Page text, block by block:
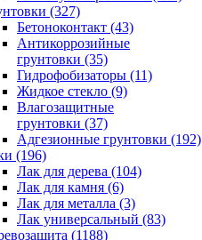
(327)
Бетоноконтакт (43)
Антикоррозийные
грунтовки (35)
Гидрофобизаторы (11)
Жидкое стекло (9)
Влагозащитные
грунтовки (37)
Адгезионные грунтовки (192)
(196)
Лак для дерева (104)
Лак для камня (6)
Лак для металла (3)
Лак универсальный (83)
(1188)